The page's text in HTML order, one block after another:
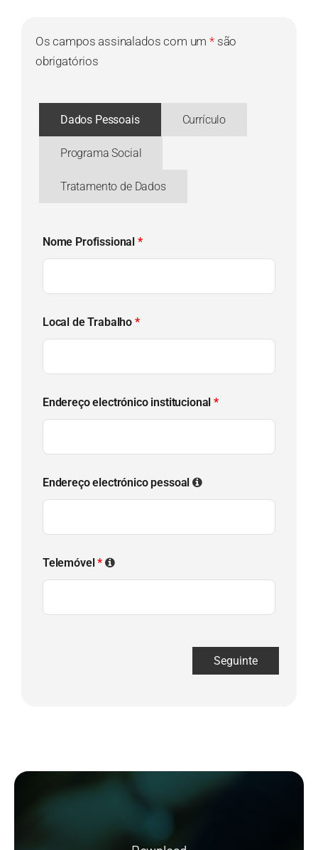
Os campos assinalados com um*são
obrigatórios
Dados Pessoais Currículo
Programa Social
Tratamento de Dados
Nome Profissional *
Local de Trabalho *
Endereço electrónico institucional*
Endereço electrónico pessoal
Telemóvel*